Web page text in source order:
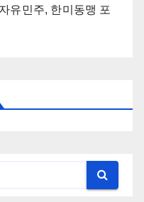
유민주, 한미동맹 포